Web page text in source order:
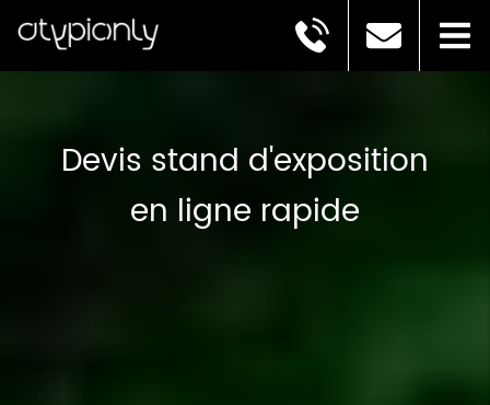
Devis stand d'exposition
en ligne rapide